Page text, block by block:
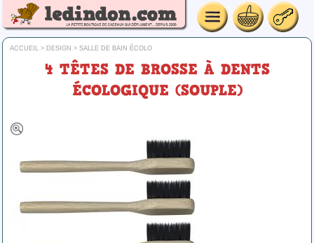
ACCUEIL > DESIGN > SALLE DE BAIN ÉCOLO
4 TÊTES DE BROSSE À DENTS
ÉCOLOGIQUE (SOUPLE)